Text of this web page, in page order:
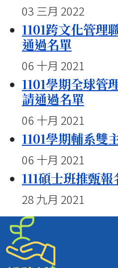
03 三月 2022
1101跨文化管理
通過名單
06 十月 2021
1101學期全球管
請通過名單
06 十月 2021
1101學期輔系雙
06 十月 2021
111碩士班推甄
28 九月 2021